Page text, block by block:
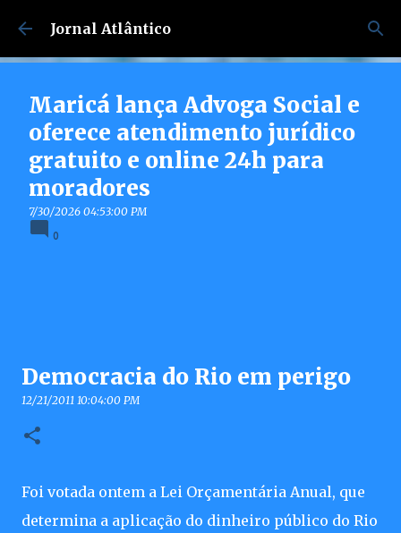
Pular para o conteúdo principal
Jornal Atlântico
Maricá lança Advoga Social e
oferece atendimento jurídico
gratuito e online 24h para
moradores
7/30/2026 04:53:00 PM
0
Democracia do Rio em perigo
12/21/2011 10:04:00 PM
Foi votada ontem a Lei Orçamentária Anual, que
determina a aplicação do dinheiro público do Rio